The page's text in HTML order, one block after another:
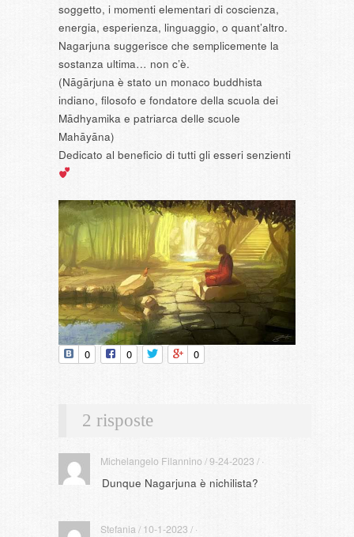
soggetto, i momenti elementari di coscienza,
energia, esperienza, linguaggio, o quant’altro.
Nagarjuna suggerisce che semplicemente la
sostanza ultima… non c’è.
(Nāgārjuna è stato un monaco buddhista
indiano, filosofo e fondatore della scuola dei
Mādhyamika e patriarca delle scuole
Mahāyāna)
Dedicato al beneficio di tutti gli esseri senzienti
0 0 0
2 risposte
Michelangelo Filannino / 9-24-2023 / ·
Dunque Nagarjuna è nichilista?
Stefania / 10-1-2023 / ·